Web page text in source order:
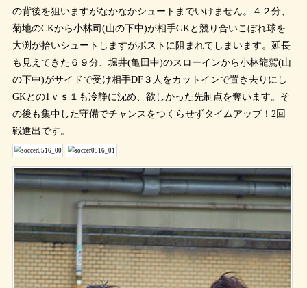
の背後を狙いますがなかなかシュートまでいけません。４２分、
菊地のCKから小林司(山の下中)が相手GKと競り合いこぼれ球を
大渕が拾いシュートしますがポストに阻まれてしまいます。延長
も見えてきた６９分、堀井(亀田中)のスローインから小林龍駕(山
の下中)がサイドで受け相手DF３人をカットインで置き去りにし
GKとの1ｖｓ１も冷静に沈め、欲しかった先制点を奪います。そ
の後も集中した守備でチャンスをつくらせずタイムアップ！2回
戦進出です。